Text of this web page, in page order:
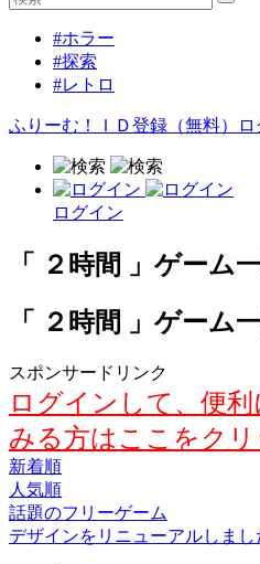
#ホラー
#探索
#レトロ
ふりーむ！ＩＤ登録（無料）
ログイン
「 ２時間 」ゲーム
「 ２時間 」ゲーム
スポンサードリンク
ログインして、便
みる方はここをクリ
新着順
人気順
話題のフリーゲーム
デザインをリニューアルしまし